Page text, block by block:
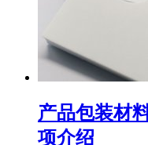
产品包装材
项介绍